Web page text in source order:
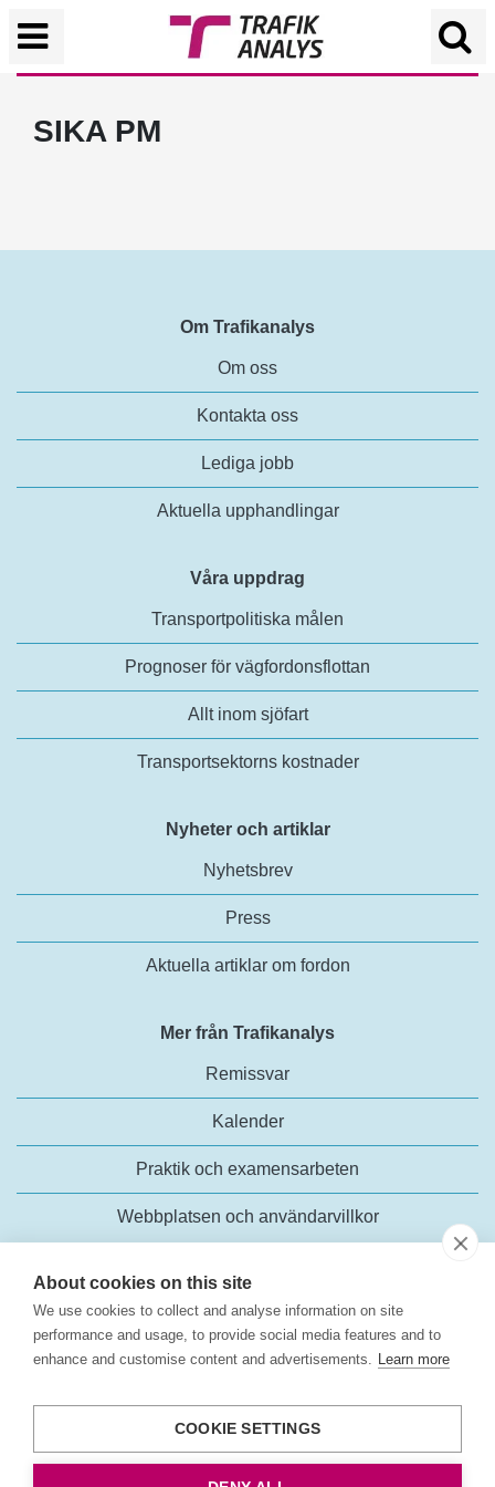
About cookies on this site
We use cookies to collect and analyse information on site
performance and usage, to provide social media features and to
enhance and customise content and advertisements. Learn more
COOKIE SETTINGS
SIKA PM
Om Trafikanalys
Om oss
Kontakta oss
Lediga jobb
Aktuella upphandlingar
Våra uppdrag
Transportpolitiska målen
Prognoser för vägfordonsflottan
Allt inom sjöfart
Transportsektorns kostnader
Nyheter och artiklar
Nyhetsbrev
Press
Aktuella artiklar om fordon
Mer från Trafikanalys
Remissvar
Kalender
Praktik och examensarbeten
Webbplatsen och användarvillkor
Rosenlundsgatan 54
118 63 Stockholm
+46 (0)10-414 42 00